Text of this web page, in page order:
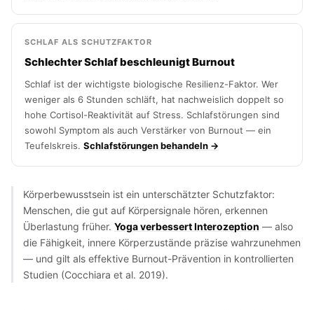
SCHLAF ALS SCHUTZFAKTOR
Schlechter Schlaf beschleunigt Burnout
Schlaf ist der wichtigste biologische Resilienz-Faktor. Wer
weniger als 6 Stunden schläft, hat nachweislich doppelt so
hohe Cortisol-Reaktivität auf Stress. Schlafstörungen sind
sowohl Symptom als auch Verstärker von Burnout — ein
Teufelskreis. Schlafstörungen behandeln →
Körperbewusstsein ist ein unterschätzter Schutzfaktor:
Menschen, die gut auf Körpersignale hören, erkennen
Überlastung früher. Yoga verbessert Interozeption — also
die Fähigkeit, innere Körperzustände präzise wahrzunehmen
— und gilt als effektive Burnout-Prävention in kontrollierten
Studien (Cocchiara et al. 2019).